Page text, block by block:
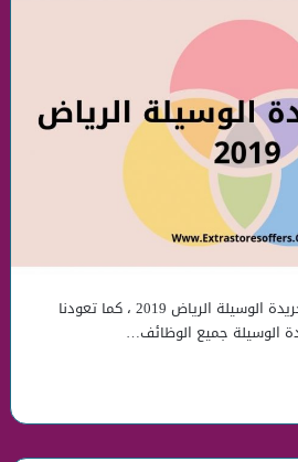
سنُقدم لكم اليوم وظائف جريدة الوسيلة الرياض 2019 ، كما تعودنا
الوسيلة جميع الوظائف…